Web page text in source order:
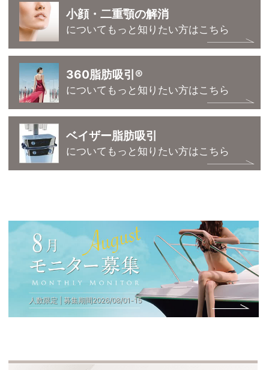
小顔・二重顎の解消
についてもっと知りたい方はこちら
360脂肪吸引®
についてもっと知りたい方はこちら
ベイザー脂肪吸引
についてもっと知りたい方はこちら
人数限定 | 募集期間2026/08/01-15